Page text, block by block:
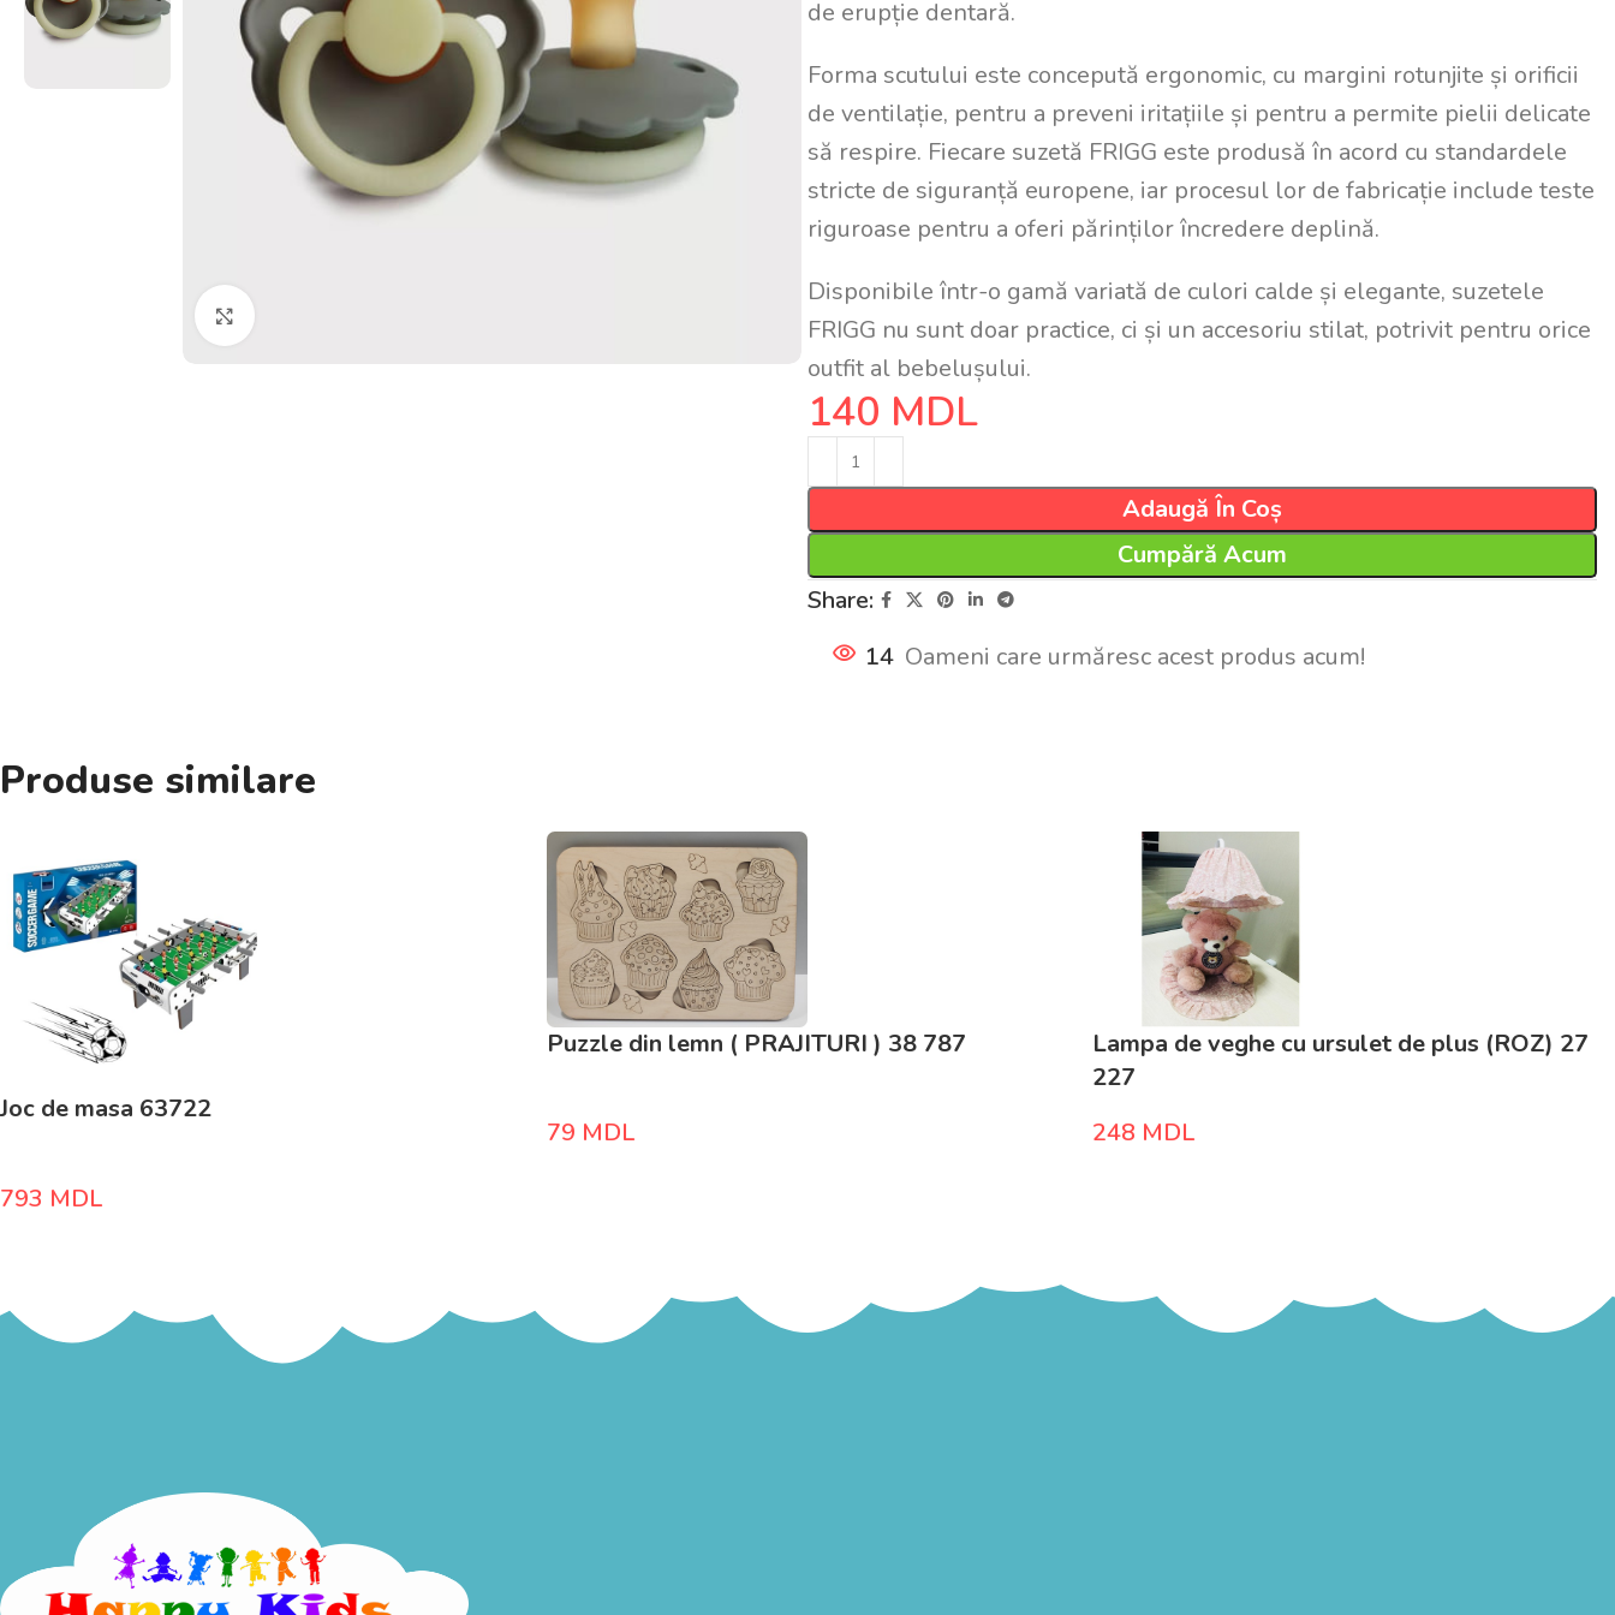
de erupție dentară.
Forma scutului este concepută ergonomic, cu margini rotunjite și orificii
de ventilație, pentru a preveni iritațiile și pentru a permite pielii delicate
să respire. Fiecare suzetă FRIGG este produsă în acord cu standardele
stricte de siguranță europene, iar procesul lor de fabricație include teste
riguroase pentru a oferi părinților încredere deplină.
Disponibile într-o gamă variată de culori calde și elegante, suzetele
FRIGG nu sunt doar practice, ci și un accesoriu stilat, potrivit pentru orice
outfit al bebelușului.
140 MDL
Adaugă În Coș
Cumpără Acum
Share:
14 Oameni care urmăresc acest produs acum!
Produse similare
Joc de masa 63722
793 MDL
Puzzle din lemn ( PRAJITURI ) 38 787
79 MDL
Lampa de veghe cu ursulet de plus (ROZ) 27
227
248 MDL